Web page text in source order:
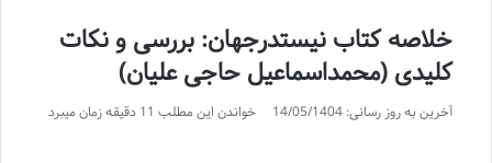
خلاصه کتاب نیستدرجهان: بررسی و نکات
کلیدی (محمداسماعیل حاجی علیان)
آخرین به روز رسانی: 14/05/1404 خواندن این مطلب 11 دقیقه زمان میبرد